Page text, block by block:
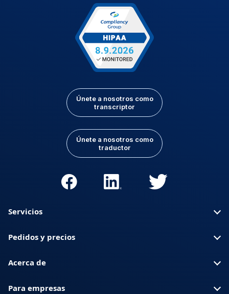
Únete a nosotros como
transcriptor
Únete a nosotros como
traductor
Servicios
Pedidos y precios
Acerca de
Para empresas